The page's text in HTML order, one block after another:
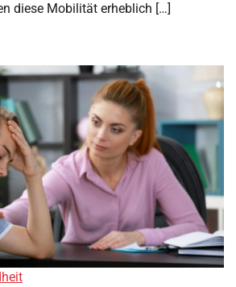
diese Mobilität erheblich […]